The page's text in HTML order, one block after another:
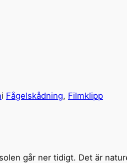
i Fågelskådning, Filmklipp
går ner tidigt. Det är